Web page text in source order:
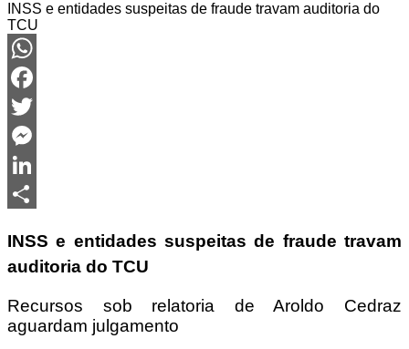
INSS e entidades suspeitas de fraude travam auditoria do
TCU
WhatsApp
Facebook
Twitter
Messenger
LinkedIn
INSS e entidades suspeitas de fraude travam
auditoria do TCU
Recursos sob relatoria de Aroldo Cedraz
aguardam julgamento